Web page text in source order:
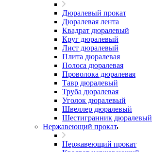
Дюралевый прокат
Дюралевая лента
Квадрат дюралевый
Круг дюралевый
Лист дюралевый
Плита дюралевая
Полоса дюралевая
Проволока дюралевая
Тавр дюралевый
Труба дюралевая
Уголок дюралевый
Швеллер дюралевый
Шестигранник дюралевый
Нержавеющий прокат
Нержавеющий прокат